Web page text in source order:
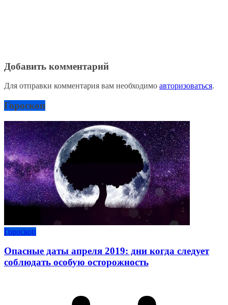
Добавить комментарий
Для отправки комментария вам необходимо авторизоваться.
Гороскоп
Гороскоп
Опасные даты апреля 2019: дни когда следует
соблюдать особую осторожность